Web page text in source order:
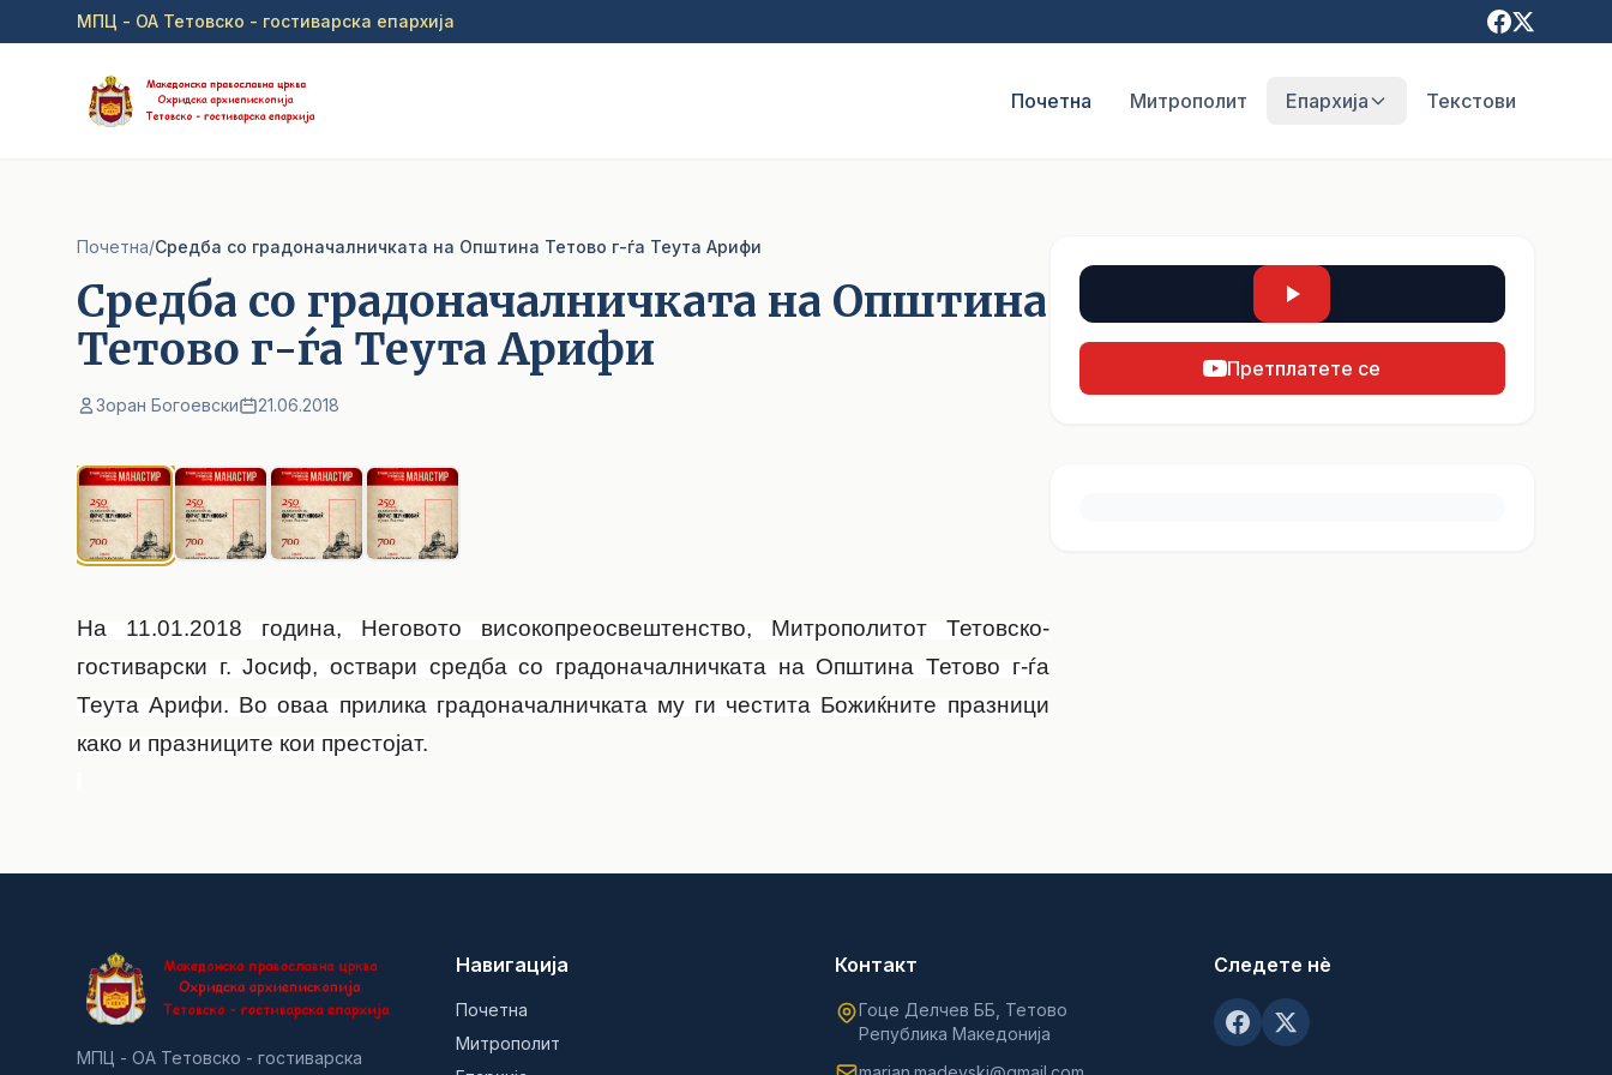
Прејди на главна содржина
МПЦ - ОА Тетовско - гостиварска епархија
Почетна Митрополит Епархија Текстови
Почетна/Cредба со градоначалничката на Општина Тетово г-ѓа Теута Арифи
Cредба со градоначалничката на Општина
Тетово г-ѓа Теута Арифи
Зоран Богоевски 21.06.2018
На 11.01.2018 година, Неговото високопреосвештенство, Митрополитот Тетовско-
гостиварски г. Јосиф, оствари средба со градоначалничката на Општина Тетово г-ѓа
Теута Арифи. Во оваа прилика градоначалничката му ги честита Божиќните празници
како и празниците кои престојат.
Претплатете се
МПЦ - ОА Тетовско - гостиварска
Навигација
Почетна
Митрополит
Контакт
Гоце Делчев ББ, Тетово
Република Македонија
Следете нè